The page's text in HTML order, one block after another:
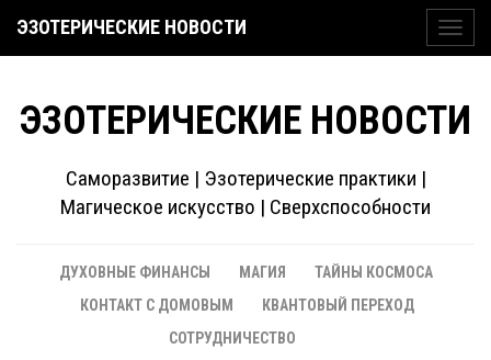
ЭЗОТЕРИЧЕСКИЕ НОВОСТИ
ЭЗОТЕРИЧЕСКИЕ НОВОСТИ
Саморазвитие | Эзотерические практики |
Магическое искусство | Сверхспособности
ДУХОВНЫЕ ФИНАНСЫ МАГИЯ
ТАЙНЫ КОСМОСА
КОНТАКТ С ДОМОВЫМ
КВАНТОВЫЙ ПЕРЕХОД
СОТРУДНИЧЕСТВО